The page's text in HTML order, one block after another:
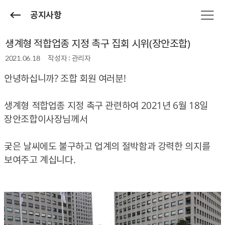
공지사항
생계형 적합업종 지정 촉구 집회 시위(장안조합)
2021.06.18 작성자 : 관리자
​안녕하십니까? 조합 회원 여러분!
생계형 적합업종 지정 촉구 관련하여 2021년 6월 18일
장안조합이사장님께서 ​
궂은 날씨에도 불구하고 업계의 절박함과 강력한 의지를
보여주고 계십니다.​